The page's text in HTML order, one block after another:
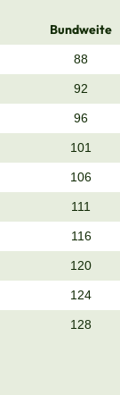
Bundweite
88
92
96
101
106
111
116
120
124
128